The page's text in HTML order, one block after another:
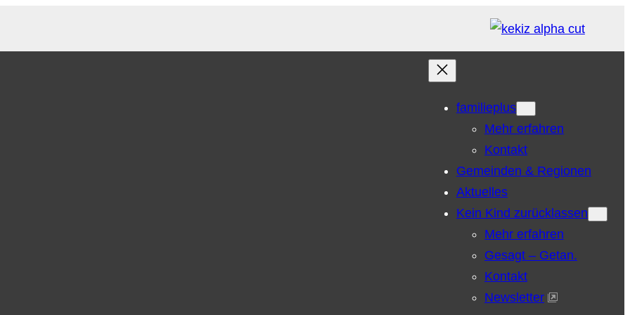
familieplus
Mehr erfahren
Kontakt
Gemeinden & Regionen
Aktuelles
Kein Kind zurücklassen
Mehr erfahren
Gesagt – Getan.
Kontakt
Newsletter